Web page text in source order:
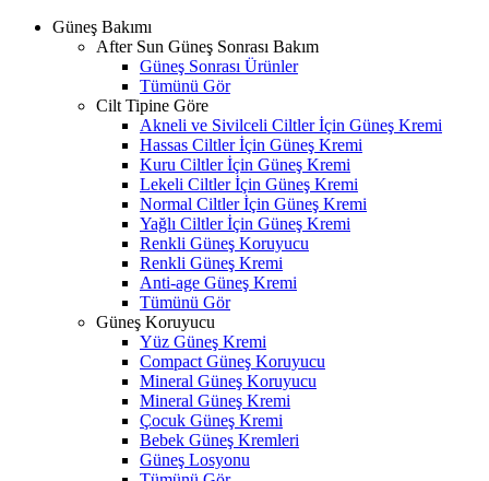
Güneş Bakımı
After Sun Güneş Sonrası Bakım
Güneş Sonrası Ürünler
Tümünü Gör
Cilt Tipine Göre
Akneli ve Sivilceli Ciltler İçin Güneş Kremi
Hassas Ciltler İçin Güneş Kremi
Kuru Ciltler İçin Güneş Kremi
Lekeli Ciltler İçin Güneş Kremi
Normal Ciltler İçin Güneş Kremi
Yağlı Ciltler İçin Güneş Kremi
Renkli Güneş Koruyucu
Renkli Güneş Kremi
Anti-age Güneş Kremi
Tümünü Gör
Güneş Koruyucu
Yüz Güneş Kremi
Compact Güneş Koruyucu
Mineral Güneş Koruyucu
Mineral Güneş Kremi
Çocuk Güneş Kremi
Bebek Güneş Kremleri
Güneş Losyonu